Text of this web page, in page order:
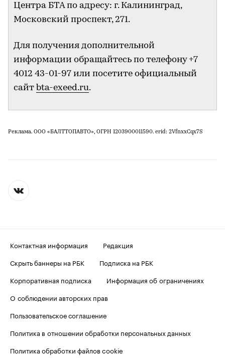
Центра БТА по адресу: г. Калининград,
Московский проспект, 271.
Для получения дополнительной
информации обращайтесь по телефону +7
4012 43-01-97 или посетите официальный
сайт bta-exeed.ru.
Реклама. ООО «БАЛТТОПАВТО», ОГРН 1203900011590. erid: 2VfnxxCqx7S
Контактная информация
Редакция
Скрыть баннеры на РБК
Подписка на РБК
Корпоративная подписка
Информация об ограничениях
О соблюдении авторских прав
Пользовательское соглашение
Политика в отношении обработки персональных данных
Политика обработки файлов cookie